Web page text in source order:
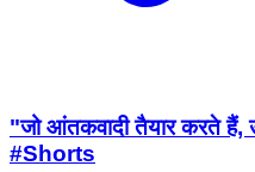
"जो आंतकवादी तैयार करते हैं,
#Shorts